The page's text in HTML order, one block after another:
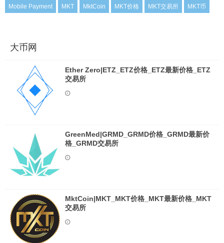
Mobile Payment MKT MktCoin MKT价格 MKT交易所 MKT币
大币网
Ether Zero|ETZ_ETZ价格_ETZ最新价格_ETZ
交易所
GreenMed|GRMD_GRMD价格_GRMD最新价
格_GRMD交易所
MktCoin|MKT_MKT价格_MKT最新价格_MKT
交易所